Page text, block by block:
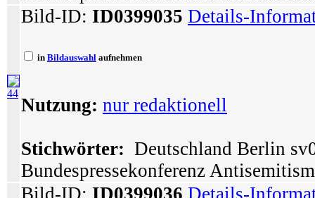
44
Bild-ID: ID0399035 Details-
in Bildauswahl aufnehmen
Nutzung: nur redaktionell
Stichwörter: Deutschland Berlin
Bundespressekonferenz
Bild-ID: ID0399036 Details-